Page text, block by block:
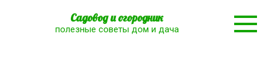
Садовод и огородник
полезные советы дом и дача